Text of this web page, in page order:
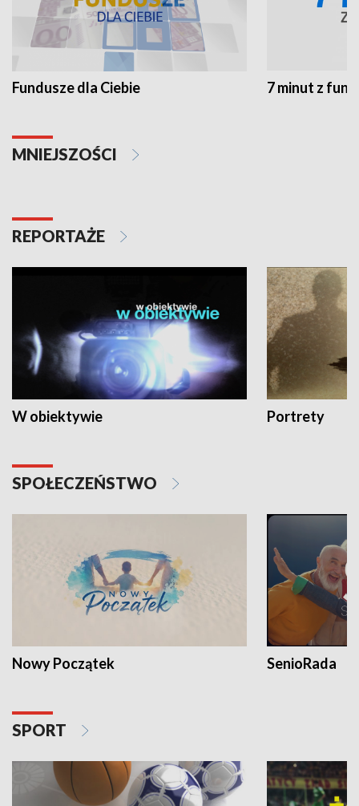
Fundusze dla Ciebie 7 minut z
MNIEJSZOŚCI
REPORTAŻE
W obiektywie Portrety
SPOŁECZEŃSTWO
Nowy Początek SenioRada
SPORT